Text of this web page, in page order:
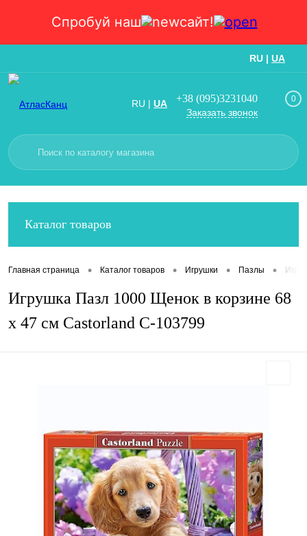
Спробуй наш сайт!
RU | UA
RU | UA +38 (095)3231040
Заказать звонок
0
Каталог товаров
Главная страница • Каталог товаров • Игрушки • Пазлы •
Игрушка Пазл 1000 Щенок в корзине 68
х 47 см Castorland C-103799